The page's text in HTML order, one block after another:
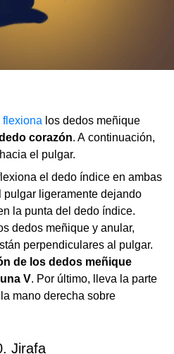
flexiona los dedos meñique
corazón. A continuación,
el pulgar.
el dedo índice en ambas
ligeramente dejando
la punta del dedo índice.
dedos meñique y anular,
perpendiculares al pulgar.
de los dedos meñique
V. Por último, lleva la parte
mano derecha sobre
Jirafa